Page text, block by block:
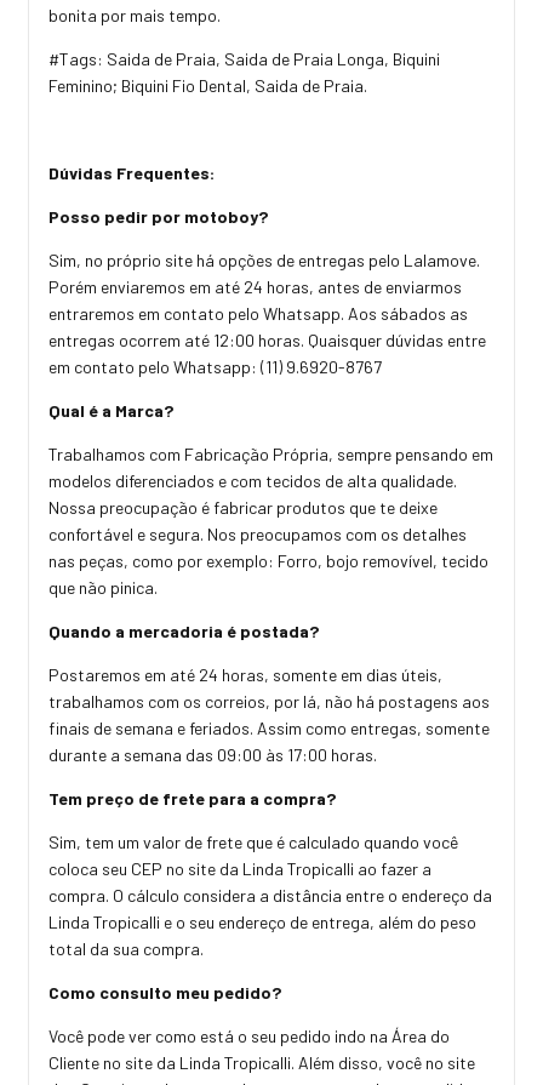
bonita por mais tempo.
#Tags: Saida de Praia, Saida de Praia Longa, Biquini
Feminino; Biquini Fio Dental, Saida de Praia.
Dúvidas Frequentes:
Posso pedir por motoboy?
Sim, no próprio site há opções de entregas pelo Lalamove.
Porém enviaremos em até 24 horas, antes de enviarmos
entraremos em contato pelo Whatsapp. Aos sábados as
entregas ocorrem até 12:00 horas. Quaisquer dúvidas entre
em contato pelo Whatsapp: (11) 9.6920-8767
Qual é a Marca?
Trabalhamos com Fabricação Própria, sempre pensando em
modelos diferenciados e com tecidos de alta qualidade.
Nossa preocupação é fabricar produtos que te deixe
confortável e segura. Nos preocupamos com os detalhes
nas peças, como por exemplo: Forro, bojo removível, tecido
que não pinica.
Quando a mercadoria é postada?
Postaremos em até 24 horas, somente em dias úteis,
trabalhamos com os correios, por lá, não há postagens aos
finais de semana e feriados. Assim como entregas, somente
durante a semana das 09:00 às 17:00 horas.
Tem preço de frete para a compra?
Sim, tem um valor de frete que é calculado quando você
coloca seu CEP no site da Linda Tropicalli ao fazer a
compra. O cálculo considera a distância entre o endereço da
Linda Tropicalli e o seu endereço de entrega, além do peso
total da sua compra.
Como consulto meu pedido?
Você pode ver como está o seu pedido indo na Área do
Cliente no site da Linda Tropicalli. Além disso, você no site